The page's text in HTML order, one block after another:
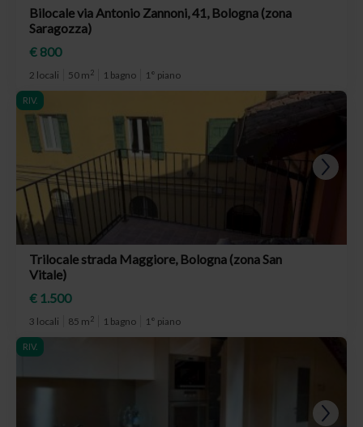
Bilocale via Antonio Zannoni, 41, Bologna (zona
Saragozza)
€ 800
2 locali 50 m2 1 bagno 1° piano
RIV.
Trilocale strada Maggiore, Bologna (zona San
Vitale)
€ 1.500
3 locali 85 m2 1 bagno 1° piano
RIV.